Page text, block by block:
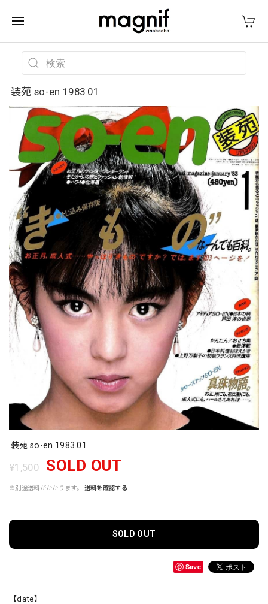
装苑 so-en 1983.01
装苑 so-en 1983.01
¥1,500 SOLD OUT
※別途送料がかかります。 送料を確認する
SOLD OUT
Save
【date】